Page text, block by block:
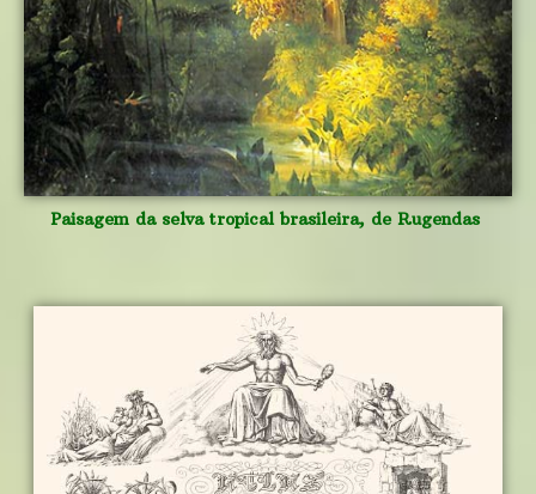
Paisagem da selva tropical brasileira, de Rugendas